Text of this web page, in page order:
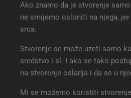
Ako znamo da je stvorenje
ne smijemo osloniti na njega,
srca.
Stvorenje se može uzeti samo
sredstvo i sl. I ako se tako
na stvorenje oslanja i da se u
Mi se možemo koristiti